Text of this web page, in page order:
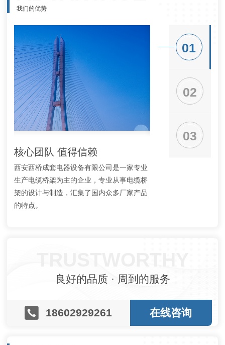
我们的优势
01
02
03
核心团队 值得信赖
西安西桥成套电器设备有限公司是一家专业
生产电缆桥架为主的企业，专业从事电缆桥
架的设计与制造，汇集了国内众多厂家产品
的特点。
材料不一样，
良好的品质 · 周到的服务
18602929261 在线咨询